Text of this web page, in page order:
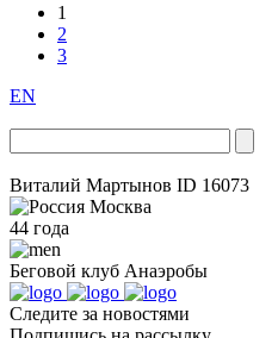
1
2
3
EN
Виталий Мартынов ID 16073
Москва
44 года
Беговой клуб Анаэробы
Следите за новостями